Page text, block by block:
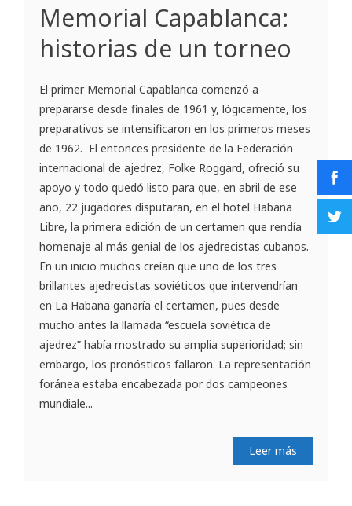
Memorial Capablanca:
historias de un torneo
El primer Memorial Capablanca comenzó a
prepararse desde finales de 1961 y, lógicamente, los
preparativos se intensificaron en los primeros meses
de 1962. El entonces presidente de la Federación
internacional de ajedrez, Folke Roggard, ofreció su
apoyo y todo quedó listo para que, en abril de ese
año, 22 jugadores disputaran, en el hotel Habana
Libre, la primera edición de un certamen que rendía
homenaje al más genial de los ajedrecistas cubanos.
En un inicio muchos creían que uno de los tres
brillantes ajedrecistas soviéticos que intervendrían
en La Habana ganaría el certamen, pues desde
mucho antes la llamada “escuela soviética de
ajedrez” había mostrado su amplia superioridad; sin
embargo, los pronósticos fallaron. La representación
foránea estaba encabezada por dos campeones
mundiale...
Leer más